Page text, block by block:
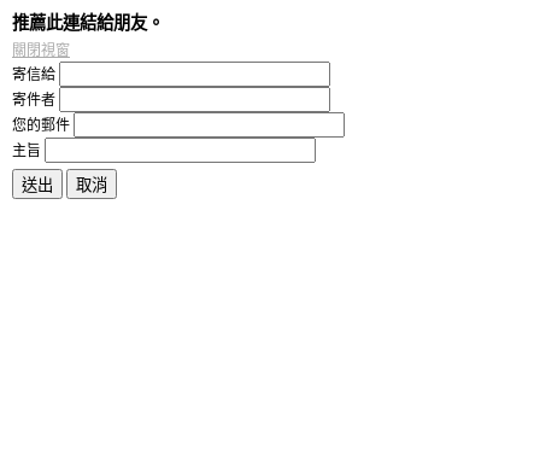
推薦此連結給朋友。
關閉視窗
寄信給
寄件者
您的郵件
主旨
送出 取消